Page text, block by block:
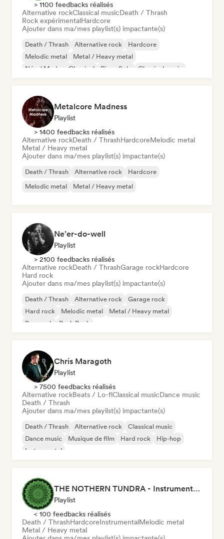
> 1100 feedbacks réalisés
Alternative rockClassical musicDeath / Thrash
Rock expérimentalHardcore
Ajouter dans ma/mes playlist(s) impactante(s)
Death / Thrash Alternative rock
Hardcore
Melodic metal
Metal / Heavy metal
Néo / Modern Classical
Piano Solo Classical music
Metalcore Madness
Playlist
> 1400 feedbacks réalisés
Alternative rockDeath / ThrashHardcoreMelodic metal
Metal / Heavy metal
Ajouter dans ma/mes playlist(s) impactante(s)
Death / Thrash Alternative rock
Hardcore
Melodic metal
Metal / Heavy metal
Ne’er-do-well
Playlist
> 2100 feedbacks réalisés
Alternative rockDeath / ThrashGarage rockHardcore
Hard rock
Ajouter dans ma/mes playlist(s) impactante(s)
Death / Thrash Alternative rock
Garage rock
Hard rock
Melodic metal
Metal / Heavy metal
Pop punk
Punk Rock
Chris Maragoth
Playlist
> 7500 feedbacks réalisés
Alternative rockBeats / Lo-fiClassical musicDance music
Death / Thrash
Ajouter dans ma/mes playlist(s) impactante(s)
Death / Thrash Alternative rock
Classical music
Dance music
Musique de film Hard rock
Hip-hop
Instrumental
THE NOTHERN TUNDRA - Instrumental Metal Playlists
Playlist
< 100 feedbacks réalisés
Death / ThrashHardcoreInstrumentalMelodic metal
Metal / Heavy metal